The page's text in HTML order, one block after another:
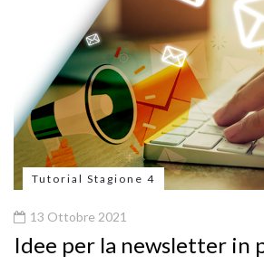
Tutorial Stagione 4
13 Ottobre 2021
Idee per la newsletter in